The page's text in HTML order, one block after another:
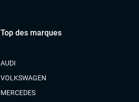
Top des marques
AUDI
VOLKSWAGEN
MERCEDES